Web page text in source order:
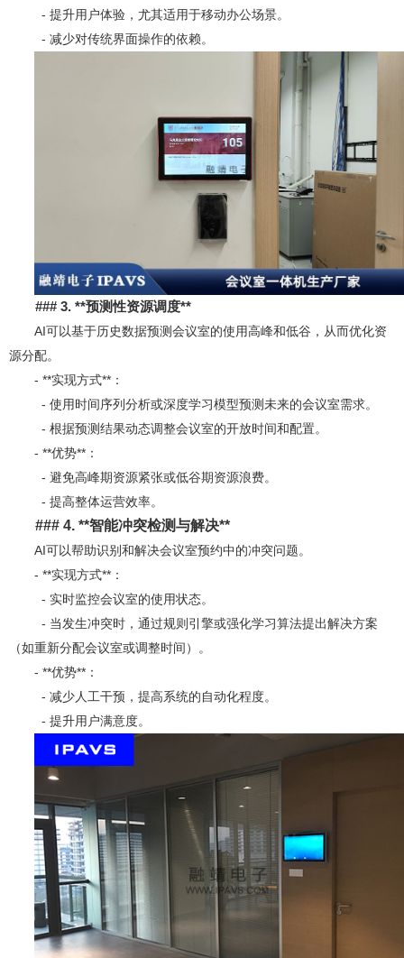
- 提升用户体验，尤其适用于移动办公场景。
- 减少对传统界面操作的依赖。
### 3. **预测性资源调度**
AI可以基于历史数据预测会议室的使用高峰和低谷，从而优化资
源分配。
- **实现方式**：
- 使用时间序列分析或深度学习模型预测未来的会议室需求。
- 根据预测结果动态调整会议室的开放时间和配置。
- **优势**：
- 避免高峰期资源紧张或低谷期资源浪费。
- 提高整体运营效率。
### 4. **智能冲突检测与解决**
AI可以帮助识别和解决会议室预约中的冲突问题。
- **实现方式**：
- 实时监控会议室的使用状态。
- 当发生冲突时，通过规则引擎或强化学习算法提出解决方案
（如重新分配会议室或调整时间）。
- **优势**：
- 减少人工干预，提高系统的自动化程度。
- 提升用户满意度。